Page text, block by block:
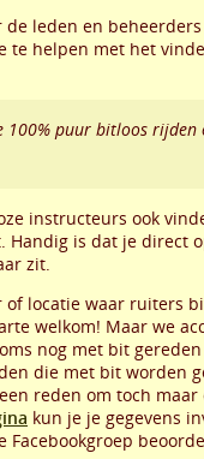
leden en
te helpen met het
100% puur bitloos rijden
instructeurs ook
is dat je direct
zit.
locatie waar ruiters
welkom! Maar we
nog met bit
die met bit worden
reden om toch
kun je je gegevens